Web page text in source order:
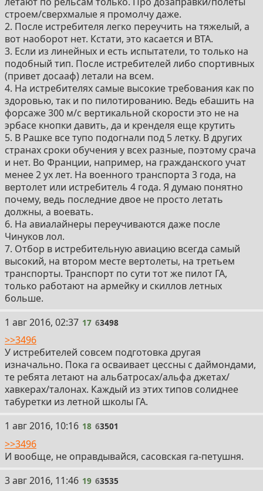
строем/сверхмалые я промолчу даже.
2. После истребителя легко переучить на тяжелый, а
вот наоборот нет. Кстати, это касается и ВТА.
3. Если из линейных и есть испытатели, то только на
подобный тип. После истребителей либо спортивных
(привет досааф) летали на всем.
4. На истребителях самые высокие требования как по
здоровью, так и по пилотированию. Ведь ебашить на
форсаже 300 м/с вертикальной скорости это не на
эрбасе кнопки давить, да и кренделя еще крутить
5. В Рашке все тупо подогнали под 5 летку. В других
странах сроки обучения у всех разные, поэтому срача
и нет. Во Франции, например, на гражданского учат
менее 2 ух лет. На военного транспорта 3 года, на
вертолет или истребитель 4 года. Я думаю понятно
почему, ведь последние двое не просто летать
должны, а воевать.
6. На авиалайнеры переучиваются даже после
Чинуков лол.
7. Отбор в истребительную авиацию всегда самый
высокий, на втором месте вертолеты, на третьем
транспорты. Транспорт по сути тот же пилот ГА,
только работают на армейку и скиллов летных
больше.
17
1 авг 2016, 02:37 17 63498
>>3496
У истребителей совсем подготовка другая
изначально. Пока га осваивает цессны с даймондами,
те ребята летают на альбатросах/альфа джетах/
хавкерах/талонах. Каждый из этих типов солиднее
табуретки из летной школы ГА.
18
1 авг 2016, 10:16 18 63501
>>3496
И вообще, не оправдывайся, сасовская га-петушня.
19
3 авг 2016, 11:46 19 63535